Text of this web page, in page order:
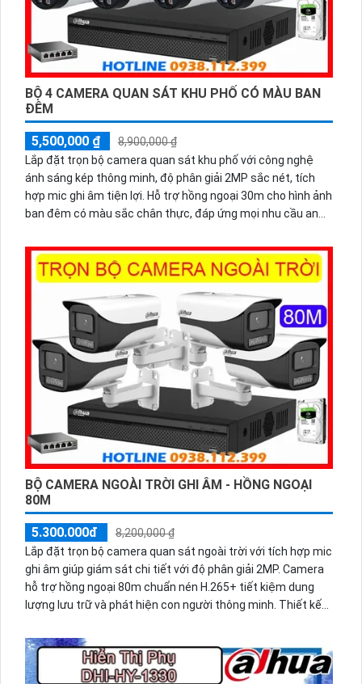
BỘ 4 CAMERA QUAN SÁT KHU PHỐ CÓ MÀU BAN
ĐÊM
5,500,000 ₫
8,900,000 ₫
Lắp đặt trọn bộ camera quan sát khu phố với công nghệ
ánh sáng kép thông minh, độ phân giải 2MP sắc nét, tích
hợp mic ghi âm tiện lợi. Hỗ trợ hồng ngoại 30m cho hình ảnh
ban đêm có màu sắc chân thực, đáp ứng mọi nhu cầu an
trong mọi điều kiện thời tiết.
BỘ CAMERA NGOÀI TRỜI GHI ÂM - HỒNG NGOẠI
80M
5.300.000đ
8,200,000 ₫
Lắp đặt trọn bộ camera quan sát ngoài trời với tích hợp mic
ghi âm giúp giám sát chi tiết với độ phân giải 2MP. Camera
hỗ trợ hồng ngoại 80m chuẩn nén H.265+ tiết kiệm dung
lượng lưu trữ và phát hiện con người thông minh. Thiết kế
trong mọi điều kiện thời tiết.